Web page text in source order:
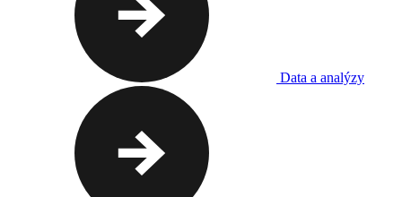
Data a analýzy